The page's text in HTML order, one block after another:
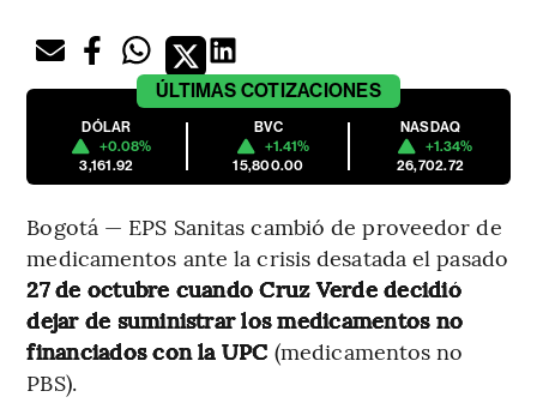
ÚLTIMAS COTIZACIONES
DÓLAR
+0.08%
3,161.92
BVC
+1.41%
15,800.00
NASDAQ
+1.34%
26,702.72
Bogotá — EPS Sanitas cambió de proveedor de
medicamentos ante la crisis desatada el pasado
27 de octubre cuando Cruz Verde decidió
dejar de suministrar los medicamentos no
financiados con la UPC (medicamentos no
PBS).